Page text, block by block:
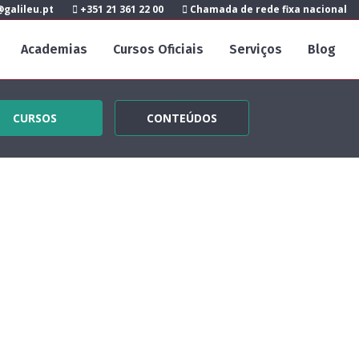
+351 21 361 22 00 Chamada de rede fixa nacional
Academias Cursos Oficiais Serviços Blog
CURSOS CONTEÚDOS